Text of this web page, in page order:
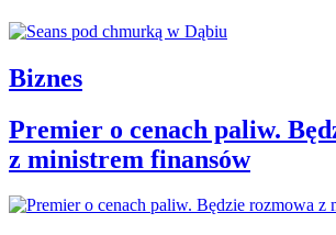
Biznes
Premier o cenach paliw.
z ministrem finansów